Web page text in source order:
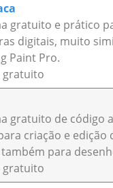
gratuito e prático
digitais, muito
Paint Pro.
gratuito
gratuito de código
criação e edição
para
gratuito